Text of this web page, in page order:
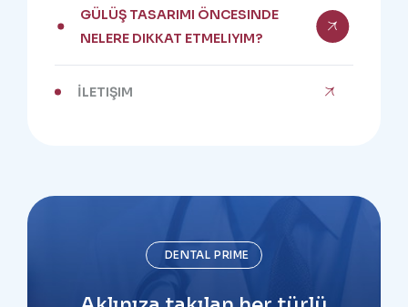
GÜLÜŞ TASARIMI ÖNCESINDE
NELERE DIKKAT ETMELIYIM?
İLETIŞIM
DENTAL PRIME